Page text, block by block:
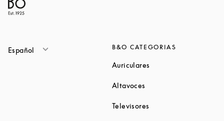
Español B&O CATEGORIAS
Auriculares
Altavoces
Televisores